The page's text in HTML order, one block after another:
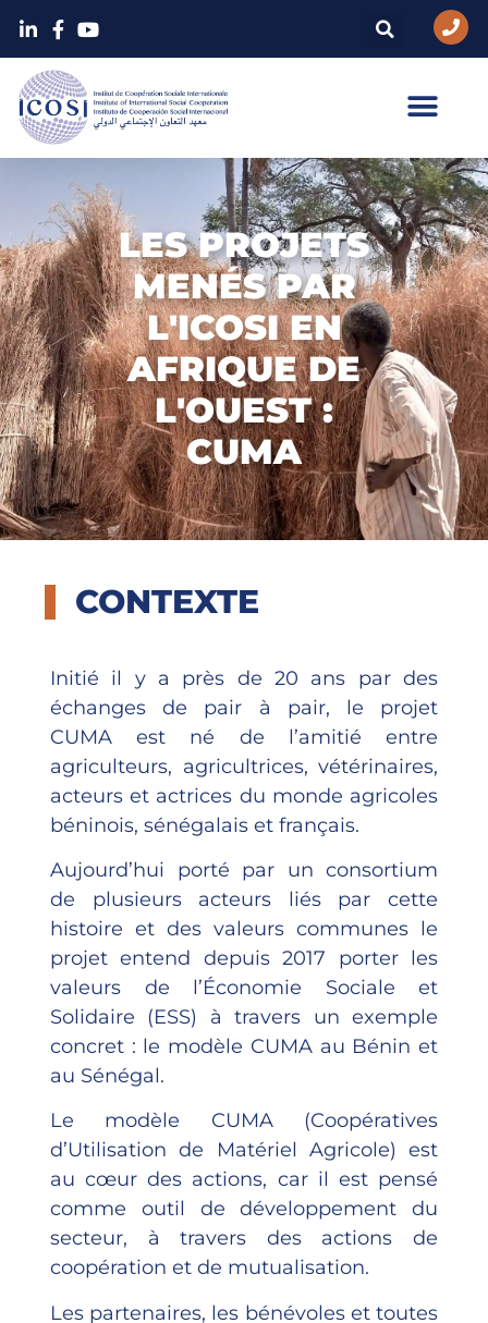
LES PROJETS
MENÉS PAR
L'ICOSI EN
AFRIQUE DE
L'OUEST :
CUMA
CONTEXTE
Initié il y a près de 20 ans par des
échanges de pair à pair, le projet
CUMA est né de l’amitié entre
agriculteurs, agricultrices, vétérinaires,
acteurs et actrices du monde agricoles
béninois, sénégalais et français.
Aujourd’hui porté par un consortium
de plusieurs acteurs liés par cette
histoire et des valeurs communes le
projet entend depuis 2017 porter les
valeurs de l’Économie Sociale et
Solidaire (ESS) à travers un exemple
concret : le modèle CUMA au Bénin et
au Sénégal.
Le modèle CUMA (Coopératives
d’Utilisation de Matériel Agricole) est
au cœur des actions, car il est pensé
comme outil de développement du
secteur, à travers des actions de
coopération et de mutualisation.
Les partenaires, les bénévoles et toutes